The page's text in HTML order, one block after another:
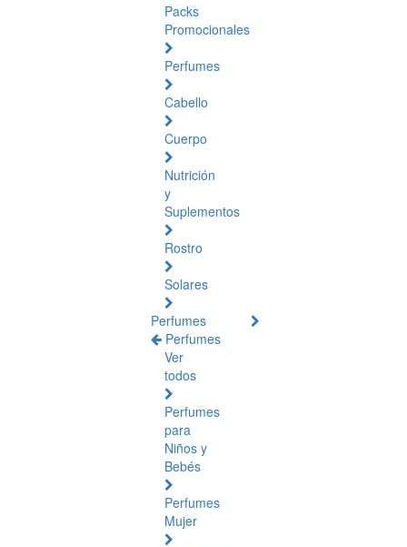
Packs
Promocionales
Perfumes
Cabello
Cuerpo
Nutrición
y
Suplementos
Rostro
Solares
Perfumes
Perfumes
Ver
todos
Perfumes
para
Niños y
Bebés
Perfumes
Mujer